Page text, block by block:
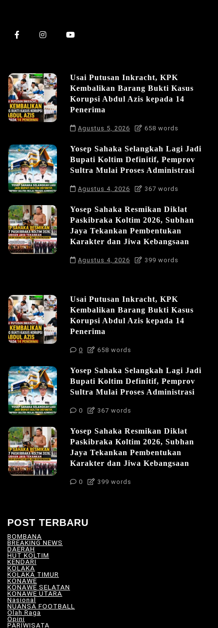
Usai Putusan Inkracht, KPK
Kembalikan Barang Bukti Kasus
Korupsi Abdul Azis kepada 14
Penerima
Agustus 5, 2026 658 words
Yosep Sahaka Selangkah Lagi Jadi
Bupati Koltim Definitif, Pemprov
Sultra Mulai Proses Administrasi
Agustus 4, 2026 367 words
Yosep Sahaka Resmikan Diklat
Paskibraka Koltim 2026, Subhan
Jaya Tekankan Pembentukan
Karakter dan Jiwa Kebangsaan
Agustus 4, 2026 399 words
Usai Putusan Inkracht, KPK
Kembalikan Barang Bukti Kasus
Korupsi Abdul Azis kepada 14
Penerima
0 658 words
Yosep Sahaka Selangkah Lagi Jadi
Bupati Koltim Definitif, Pemprov
Sultra Mulai Proses Administrasi
0 367 words
Yosep Sahaka Resmikan Diklat
Paskibraka Koltim 2026, Subhan
Jaya Tekankan Pembentukan
Karakter dan Jiwa Kebangsaan
0 399 words
POST TERBARU
BOMBANA
BREAKING NEWS
DAERAH
HUT KOLTIM
KENDARI
KOLAKA
KOLAKA TIMUR
KONAWE
KONAWE SELATAN
KONAWE UTARA
Nasional
NUANSA FOOTBALL
Olah Raga
Opini (5)
PARIWISATA